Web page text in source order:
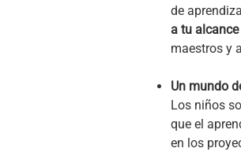
de
a tu alcance
maestros y
Un mundo
Los niños
que el
en los